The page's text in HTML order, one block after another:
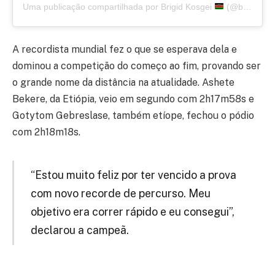
Uma publicação compartilhada por Brigid Kosgei (@brigidkosgeithereal)
A recordista mundial fez o que se esperava dela e
dominou a competição do começo ao fim, provando ser
o grande nome da distância na atualidade. Ashete
Bekere, da Etiópia, veio em segundo com 2h17m58s e
Gotytom Gebreslase, também etíope, fechou o pódio
com 2h18m18s.
“Estou muito feliz por ter vencido a prova
com novo recorde de percurso. Meu
objetivo era correr rápido e eu consegui”,
declarou a campeã.